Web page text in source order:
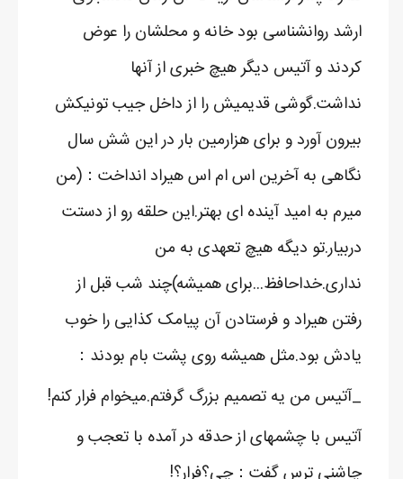
ارشد روانشناسی بود خانه و محلشان را عوض
کردند و آتیس دیگر هیچ خبری از آنها
نداشت.گوشی قدیمیش را از داخل جیب تونیکش
بیرون آورد و برای هزارمین بار در این شش سال
نگاهی به آخرین اس ام اس هیراد انداخت：(من
میرم به امید آینده ای بهتر.این حلقه رو از دستت
دربیار.تو دیگه هیچ تعهدی به من
نداری.خداحافظ...برای همیشه)چند شب قبل از
رفتن هیراد و فرستادن آن پیامک کذایی را خوب
یادش بود.مثل همیشه روی پشت بام بودند：
_آتیس من یه تصمیم بزرگ گرفتم.میخوام فرار کنم!
آتیس با چشمهای از حدقه در آمده با تعجب و
چاشنی ترس گفت：چی؟فرار؟!